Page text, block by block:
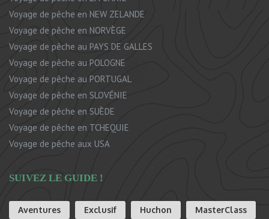
Voyage de pêche en NEW ZELANDE
Voyage de pêche en NORVÈGE
Voyage de pêche au PAYS DE GALLES
Voyage de pêche au POLOGNE
Voyage de pêche au PORTUGAL
Voyage de pêche en SLOVÉNIE
Voyage de pêche en SUÈDE
Voyage de pêche en TCHEQUIE
Voyage de pêche aux USA
SUIVEZ LE GUIDE !
Aventures Exclusif Huchon MasterClass